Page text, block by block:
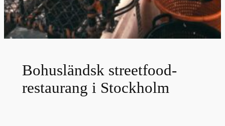
Bohusländsk streetfood-
restaurang i Stockholm